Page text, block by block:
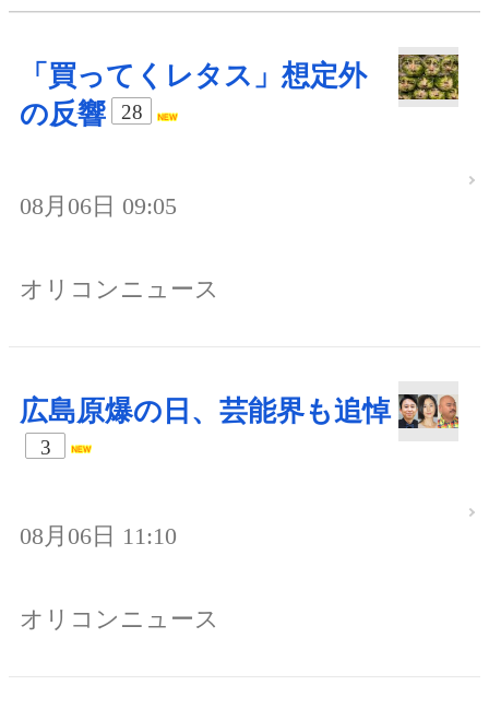
「買ってくレタス」想定外
の反響
28
08月06日 09:05
オリコンニュース
広島原爆の日、芸能界も追悼
3
08月06日 11:10
オリコンニュース